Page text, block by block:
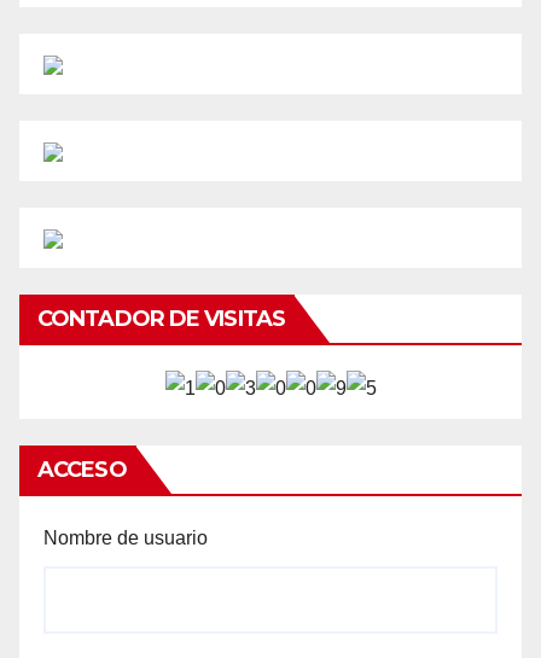
CONTADOR DE VISITAS
ACCESO
Nombre de usuario